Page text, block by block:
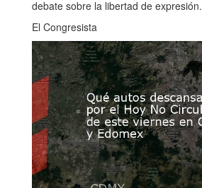
debate sobre la libertad de expresión.
El Congresista